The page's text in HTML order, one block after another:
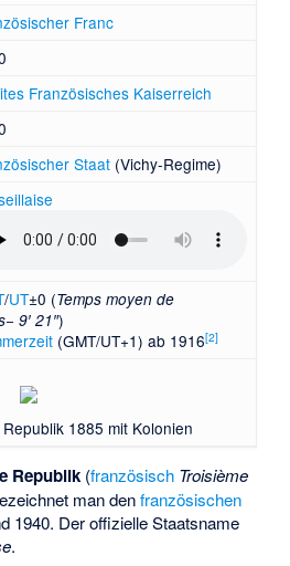
Franc
Französisches Kaiserreich
Staat (Vichy-Regime)
/UT±0 (Temps moyen de
− 9′ 21″)
(GMT/UT+1) ab 1916[2]
1885 mit Kolonien
Republik (französisch Troisième
man denfranzösischen
1940. Der offizielle Staatsname
.